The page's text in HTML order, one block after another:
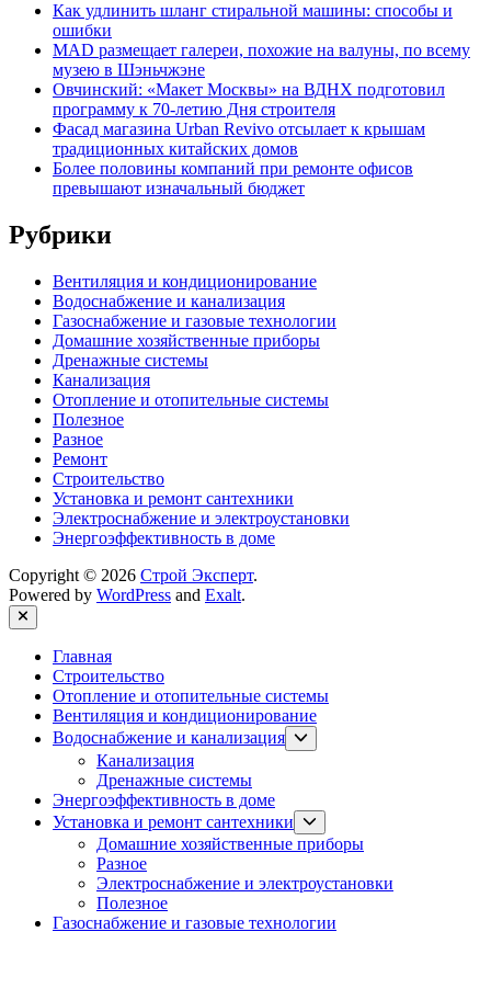
Как удлинить шланг стиральной машины: способы и
ошибки
MAD размещает галереи, похожие на валуны, по всему
музею в Шэньчжэне
Овчинский: «Макет Москвы» на ВДНХ подготовил
программу к 70-летию Дня строителя
Фасад магазина Urban Revivo отсылает к крышам
традиционных китайских домов
Более половины компаний при ремонте офисов
превышают изначальный бюджет
Рубрики
Вентиляция и кондиционирование
Водоснабжение и канализация
Газоснабжение и газовые технологии
Домашние хозяйственные приборы
Дренажные системы
Канализация
Отопление и отопительные системы
Полезное
Разное
Ремонт
Строительство
Установка и ремонт сантехники
Электроснабжение и электроустановки
Энергоэффективность в доме
Copyright © 2026 Строй Эксперт.
Powered by WordPress and Exalt.
Close
Главная
Строительство
Отопление и отопительные системы
Вентиляция и кондиционирование
Водоснабжение и канализация
Show
sub
Канализация
Дренажные системы
Энергоэффективность в доме
Установка и ремонт сантехники
sub
menu
Домашние хозяйственные приборы
Разное
Электроснабжение и электроустановки
Полезное
Газоснабжение и газовые технологии